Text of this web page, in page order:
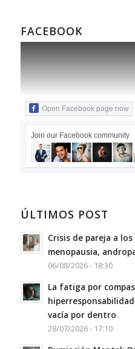
FACEBOOK
Open Facebook page now
Join our Facebook community
ÚLTIMOS POST
Crisis de pareja a
menopausia,
06/08/2026 - 18:30
La fatiga por
vacía por dentro
28/07/2026 - 17:10